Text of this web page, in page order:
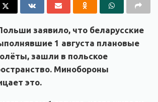
заявило, что беларусские
1 августа плановые
зашли в польское
Минобороны
это.